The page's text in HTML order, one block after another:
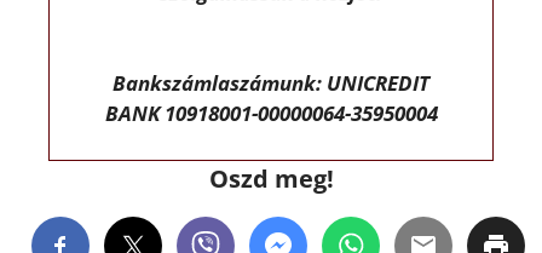
Bankszámlaszámunk: UNICREDIT
BANK 10918001-00000064-35950004
Oszd meg!